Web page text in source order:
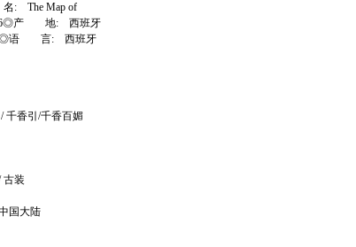
: The Map of
产 地: 西班牙
语 言: 西班牙
香引/千香百媚
装
国大陆